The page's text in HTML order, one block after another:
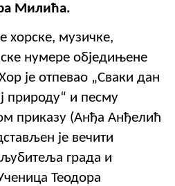
Милића.
хорске, музичке,
нумере обједињене
је отпевао „Сваки дан
природу“ и песму
приказу (Анђа Анђелић
је вечити
града и
Теодора